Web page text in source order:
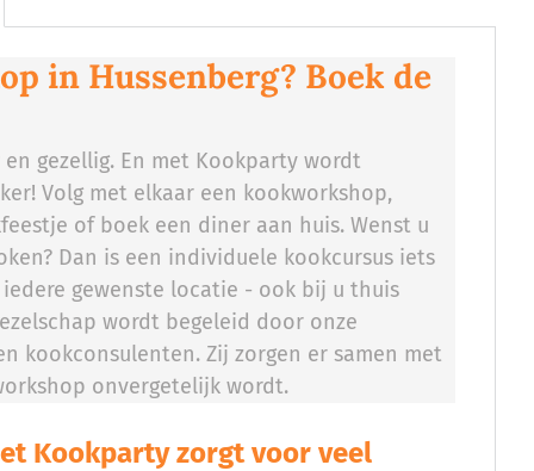
in Hussenberg? Boek de
gezellig. En met Kookparty wordt
Volg met elkaar een kookworkshop,
of boek een diner aan huis. Wenst u
Dan is een individuele kookcursus iets
gewenste locatie - ook bij u thuis
wordt begeleid door onze
kookconsulenten. Zij zorgen er samen met
onvergetelijk wordt.
Kookparty zorgt voor veel